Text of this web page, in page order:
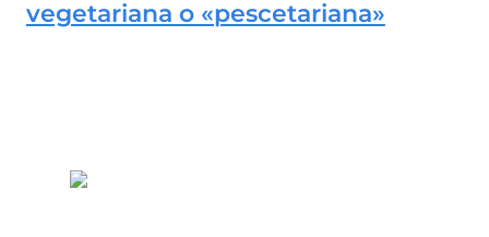
vegetariana o «pescetariana»